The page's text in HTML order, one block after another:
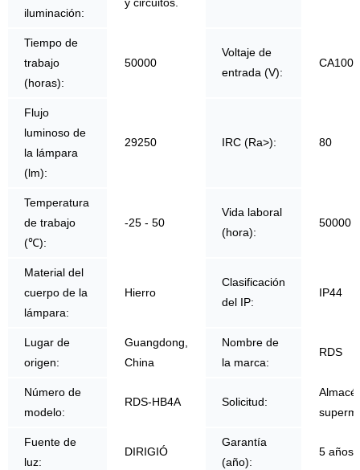
iluminación:
y circuitos.
Tiempo de
trabajo
(horas):
50000
Voltaje de
entrada (V):
CA100-
Flujo
luminoso de
la lámpara
(lm):
29250 IRC (Ra>): 80
Temperatura
de trabajo
(℃):
-25 - 50
Vida laboral
(hora):
50000
Material del
cuerpo de la
lámpara:
Hierro
Clasificación
del IP:
IP44
Lugar de
origen:
Guangdong,
China
Nombre de
la marca:
RDS
Número de
modelo:
RDS-HB4A Solicitud:
Fuente de
luz:
DIRIGIÓ
Garantía
(año):
5 años